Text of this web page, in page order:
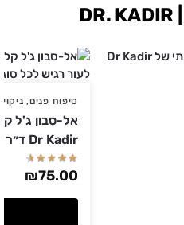
טיפוח פנים,
Dr Kadir ד״ר קדיר
₪75.00